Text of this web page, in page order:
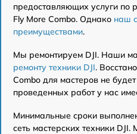
предоставляющих услуги по
Fly More Combo. Однако наш
преимуществами.
Мы ремонтируем DJI. Наши
ремонту техники DJI.
Combo для мастеров не
проведенных работ у нас
Минимальные сроки
сеть мастерских техники